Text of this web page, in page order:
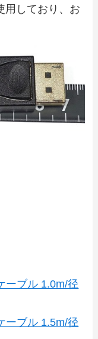
用しており、お
ーブル 1.0m/径
ーブル 1.5m/径